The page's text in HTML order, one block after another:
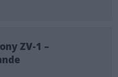
ZV-1 –